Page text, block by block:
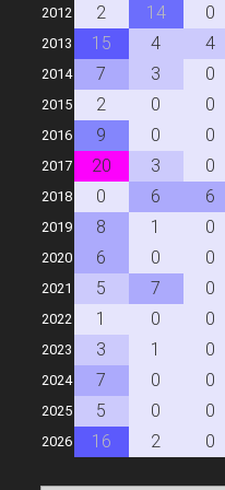
2012 2 14 0
2013 15 4 4
2014 7 3 0
2015 2 0 0
2016 9 0 0
2017 20 3 0
2018 0 6 6
2019 8 1 0
2020 6 0 0
2021 5 7 0
2022 1 0 0
2023 3 1 0
2024 7 0 0
2025 5 0 0
2026 16 2 0